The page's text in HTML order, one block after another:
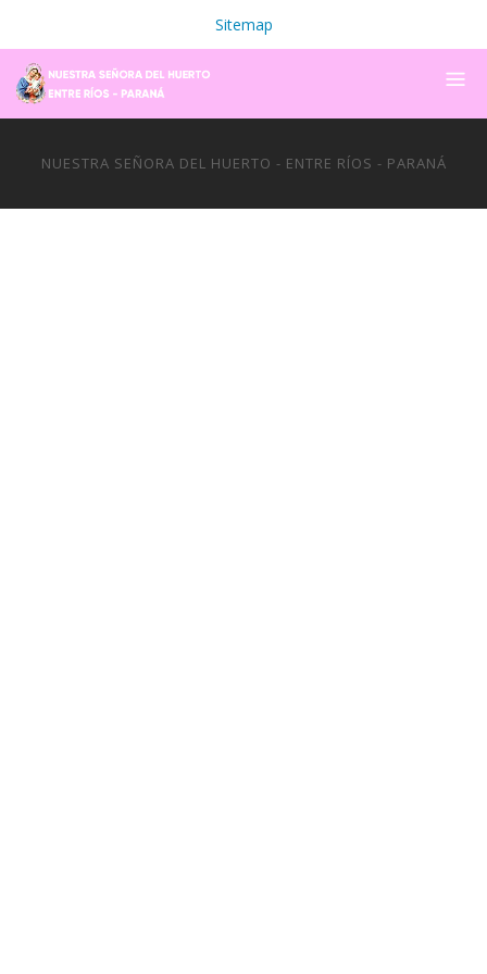
Sitemap
NUESTRA SEÑORA DEL HUERTO - ENTRE RÍOS - PARANÁ